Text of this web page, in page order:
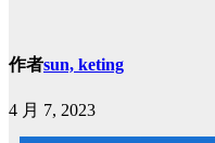
作者sun, keting
4 月 7, 2023